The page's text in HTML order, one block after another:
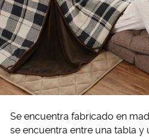
Se encuentra fabricado en
se encuentra entre una tabla y